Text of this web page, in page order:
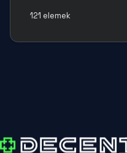
121 elemek